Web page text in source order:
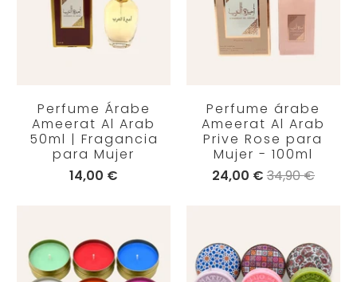
Perfume Árabe
Ameerat Al Arab
50ml | Fragancia
para Mujer
14,00 €
Perfume árabe
Ameerat Al Arab
Prive Rose para
Mujer - 100ml
24,00 €34,90 €